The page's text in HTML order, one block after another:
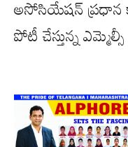
అసోసియేషన్ ప్రధాన
పోటీ చేస్తున్న